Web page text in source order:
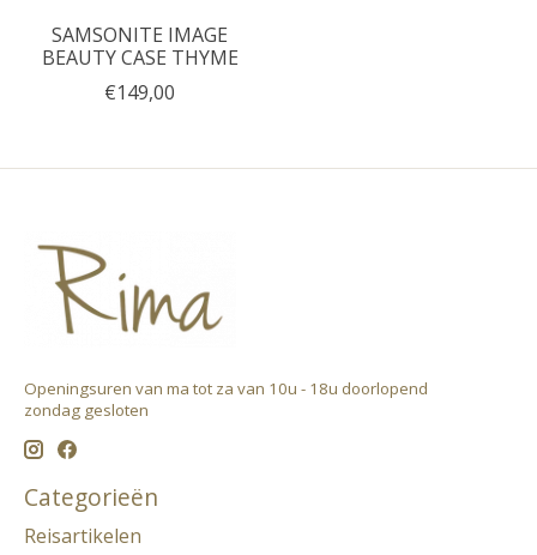
SAMSONITE IMAGE
BEAUTY CASE THYME
€149,00
Openingsuren van ma tot za van 10u - 18u doorlopend ​
zondag gesloten
Categorieën
Reisartikelen